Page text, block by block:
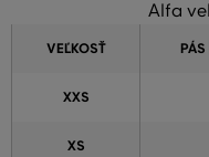
Alfa
VEĽKOSŤ
XXS
XS